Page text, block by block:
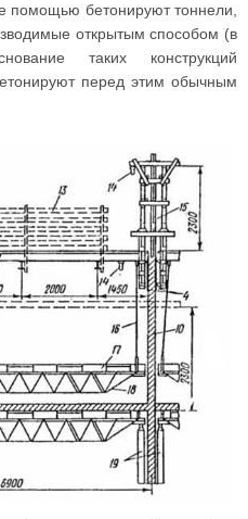
помощью бетонируют тоннели,
открытым способом (в
таких конструкций
перед этим обычным